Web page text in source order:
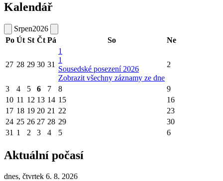
Kalendář
Srpen2026
Po Út St Čt Pá So Ne
27 28 29 30 31
1
1
Sousedské posezení 2026
Zobrazit všechny záznamy ze dne
2
3 4 5 6 7 8
9
10 11 12 13 14 15
16
17 18 19 20 21 22
23
24 25 26 27 28 29
30
31 1 2 3 4 5 6
Aktuální počasí
dnes, čtvrtek 6. 8. 2026